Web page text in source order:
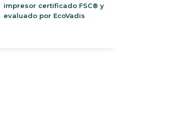
impresor certificado FSC® y
evaluado por EcoVadis